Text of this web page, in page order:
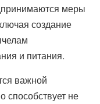
меры
создание
и питания.
важной
способствует не